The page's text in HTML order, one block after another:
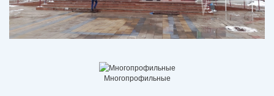
Многопрофильные